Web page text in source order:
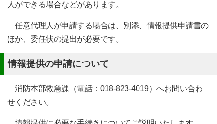
人ができる場合などがあります。
任意代理人が申請する場合は、別添、情報提供申請書の
ほか、委任状の提出が必要です。
情報提供の申請について
消防本部救急課（電話：018-823-4019）へお問い合わ
せください。